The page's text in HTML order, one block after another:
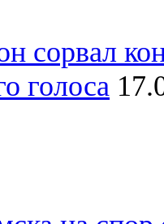
сорвал
голоса